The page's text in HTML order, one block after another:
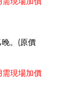
。 (原價
需現場加價